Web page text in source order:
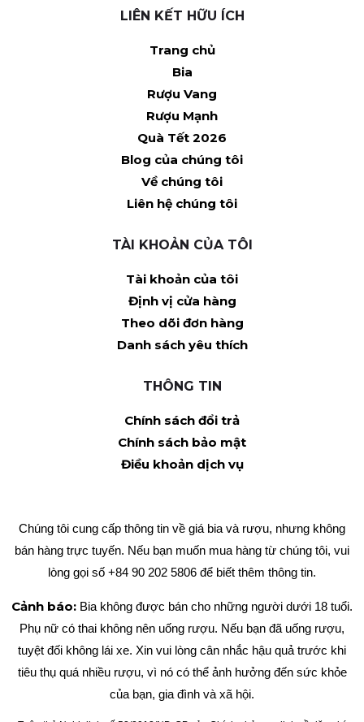
LIÊN KẾT HỮU ÍCH
Trang chủ
Bia
Rượu Vang
Rượu Mạnh
Quà Tết 2026
Blog của chúng tôi
Về chúng tôi
Liên hệ chúng tôi
TÀI KHOẢN CỦA TÔI
Tài khoản của tôi
Định vị cửa hàng
Theo dõi đơn hàng
Danh sách yêu thích
THÔNG TIN
Chính sách đổi trả
Chính sách bảo mật
Điều khoản dịch vụ
Chúng tôi cung cấp thông tin về giá bia và rượu, nhưng không
bán hàng trực tuyến. Nếu bạn muốn mua hàng từ chúng tôi, vui
lòng gọi số +84 90 202 5806 để biết thêm thông tin.
Cảnh báo: Bia không được bán cho những người dưới 18 tuổi.
Phụ nữ có thai không nên uống rượu. Nếu bạn đã uống rượu,
tuyệt đối không lái xe. Xin vui lòng cân nhắc hậu quả trước khi
tiêu thụ quá nhiều rượu, vì nó có thể ảnh hưởng đến sức khỏe
của bạn, gia đình và xã hội.